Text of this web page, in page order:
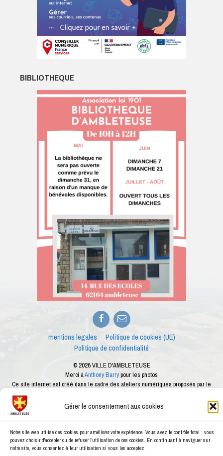
Gérer le consentement aux cookies
Notre site web utilise des cookies pour améliorer votre expérience. Vous avez le contrôle total : vous
pouvez choisir d'accepter ou de refuser l'utilisation de ces cookies. En continuant à naviguer sur
notre site, vous consentez à leur utilisation si vous les acceptez.
BIBLIOTHEQUE
Facebook
E-
mail
mentions legales
Politique de cookies (UE)
Politique de confidentialité
© 2026 VILLE D'AMBLETEUSE
Merci àAnthony Barrypour les photos
Ce site internet est créé dans le cadre des ateliers numériques proposés par le